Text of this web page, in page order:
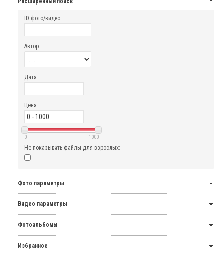
Расширенный поиск
ID фото/видео:
Автор:
Дата
Цена:
0 1000
Не показывать файлы для взрослых:
Фото параметры
Видео параметры
Фотоальбомы
Избранное